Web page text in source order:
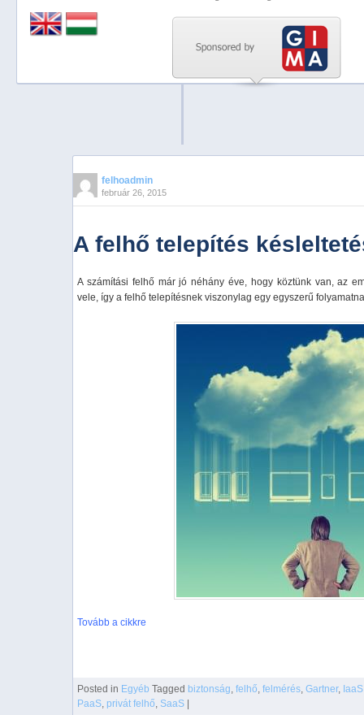
felhoadmin
február 26, 2015
A felhő telepítés
A számítási felhő már jó néhány éve, hogy köztünk van, az
vele, így a felhő telepítésnek viszonylag egy egyszerű
Tovább a cikkre
Posted in Egyéb Tagged biztonság, felhő, felmérés, Gartner, IaaS
PaaS, privát felhő, SaaS